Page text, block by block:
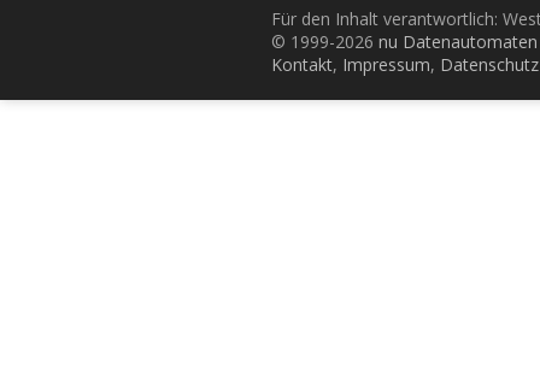
Für den Inhalt verantwortlich:
© 1999-2026 nu
Kontakt, Impressum, Datenschutz